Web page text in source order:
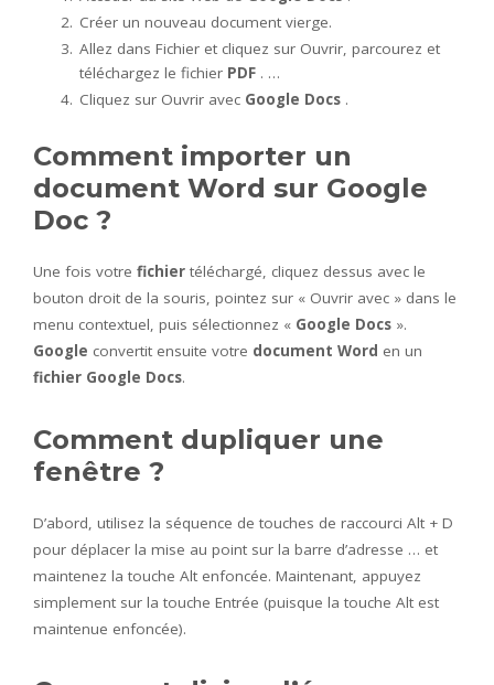
Créer un nouveau document vierge.
Allez dans Fichier et cliquez sur Ouvrir, parcourez et
téléchargez le fichier PDF . …
Cliquez sur Ouvrir avec Google Docs .
Comment importer un
document Word sur Google
Doc ?
Une fois votre fichier téléchargé, cliquez dessus avec le
bouton droit de la souris, pointez sur « Ouvrir avec » dans le
menu contextuel, puis sélectionnez « Google Docs ».
Google convertit ensuite votre document Word en un
fichier Google Docs.
Comment dupliquer une
fenêtre ?
D’abord, utilisez la séquence de touches de raccourci Alt + D
pour déplacer la mise au point sur la barre d’adresse … et
maintenez la touche Alt enfoncée. Maintenant, appuyez
simplement sur la touche Entrée (puisque la touche Alt est
maintenue enfoncée).